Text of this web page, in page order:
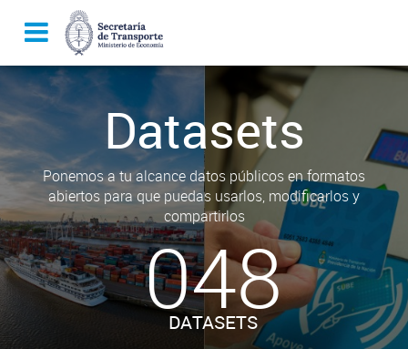
Datasets
Ponemos a tu alcance datos públicos en formatos
abiertos para que puedas usarlos, modificarlos y
compartirlos
048
DATASETS